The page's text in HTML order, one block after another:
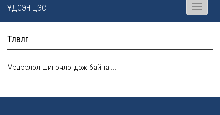
ҮНДСЭН ЦЭС
Toggle
Төлөвлөгөө
Мэдээлэл шинэчлэгдэж байна ...